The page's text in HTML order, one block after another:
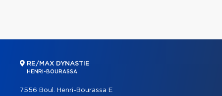
RE/MAX DYNASTIE
HENRI-BOURASSA
7556 Boul. Henri-Bourassa E